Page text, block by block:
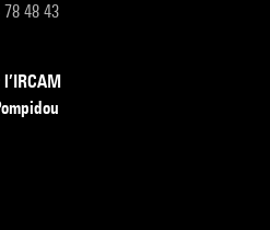
48 43